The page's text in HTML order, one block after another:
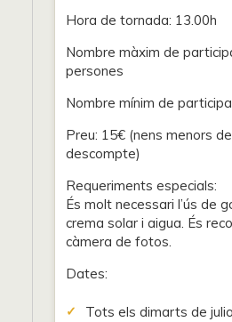
Hora de tornada: 13.00h
Nombre màxim de
persones
Nombre mínim de
Preu: 15€ (nens menors
descompte)
Requeriments especials:
És molt necessari l’ús de
crema solar i aigua. És
càmera de fotos.
Dates:
Tots els dimarts de